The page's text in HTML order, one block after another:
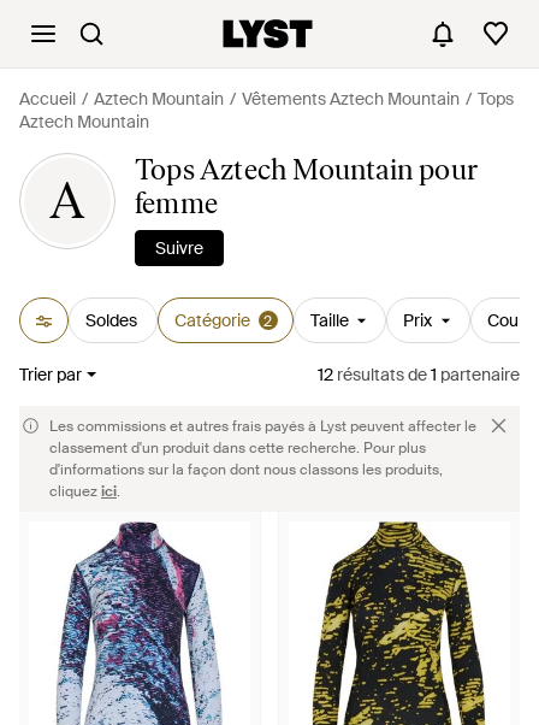
Accueil Aztech Mountain Vêtements Aztech Mountain
Tops
Aztech Mountain
A
Tops Aztech Mountain pour
femme
Suivre
Soldes Catégorie 2 Taille Prix
Trier par 12 résultatsde1 partenaire
Les commissions et autres frais payés à Lyst peuvent affecter le
classement d'un produit dans cette recherche. Pour plus
d'informations sur la façon dont nous classons les produits,
cliquezici.